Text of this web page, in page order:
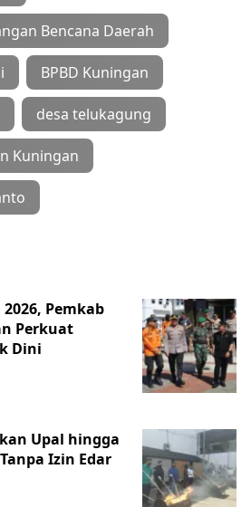
Bencana Daerah
BPBD Kuningan
desa telukagung
Kuningan
Pemkab
Perkuat
Dini
Upal hingga
Izin Edar